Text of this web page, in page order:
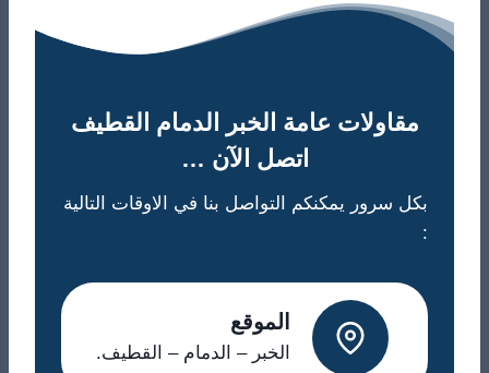
مقاولات عامة الخبر الدمام القطيف
اتصل الآن …
بكل سرور يمكنكم التواصل بنا في الاوقات التالية
:
الموقع
الخبر – الدمام – القطيف.